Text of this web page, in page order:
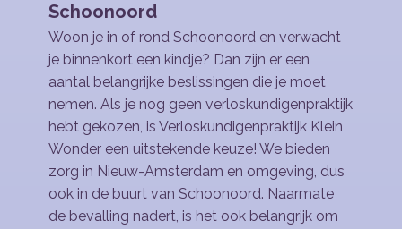
Schoonoord
Woon je in of rond Schoonoord en verwacht
je binnenkort een kindje? Dan zijn er een
aantal belangrijke beslissingen die je moet
nemen. Als je nog geen verloskundigenpraktijk
hebt gekozen, is Verloskundigenpraktijk Klein
Wonder een uitstekende keuze! We bieden
zorg in Nieuw-Amsterdam en omgeving, dus
ook in de buurt van Schoonoord. Naarmate
de bevalling nadert, is het ook belangrijk om